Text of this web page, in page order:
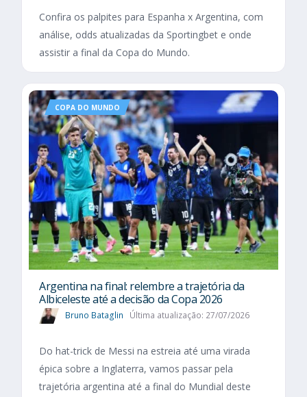
Confira os palpites para Espanha x Argentina, com
análise, odds atualizadas da Sportingbet e onde
assistir a final da Copa do Mundo.
COPA DO MUNDO
Argentina na final: relembre a trajetória da
Albiceleste até a decisão da Copa 2026
Bruno Bataglin Última atualização: 27/07/2026
Do hat-trick de Messi na estreia até uma virada
épica sobre a Inglaterra, vamos passar pela
trajetória argentina até a final do Mundial deste